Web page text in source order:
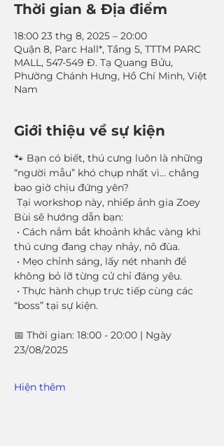
Thời gian & Địa điểm
18:00 23 thg 8, 2025 – 20:00
Quận 8, Parc Hall*, Tầng 5, TTTM PARC
MALL, 547-549 Đ. Tạ Quang Bửu,
Phường Chánh Hưng, Hồ Chí Minh, Việt
Nam
Giới thiệu về sự kiện
🐾 Bạn có biết, thú cưng luôn là những
“người mẫu” khó chụp nhất vì… chẳng
bao giờ chịu đứng yên?
Tại workshop này, nhiếp ảnh gia Zoey
Bùi sẽ hướng dẫn bạn:
thú cưng đang chạy nhảy, nô đùa.
không bỏ lỡ từng cử chỉ đáng yêu.
“boss” tại sự kiện.
📅 Thời gian: 18:00 - 20:00 | Ngày
23/08/2025
Hiện thêm